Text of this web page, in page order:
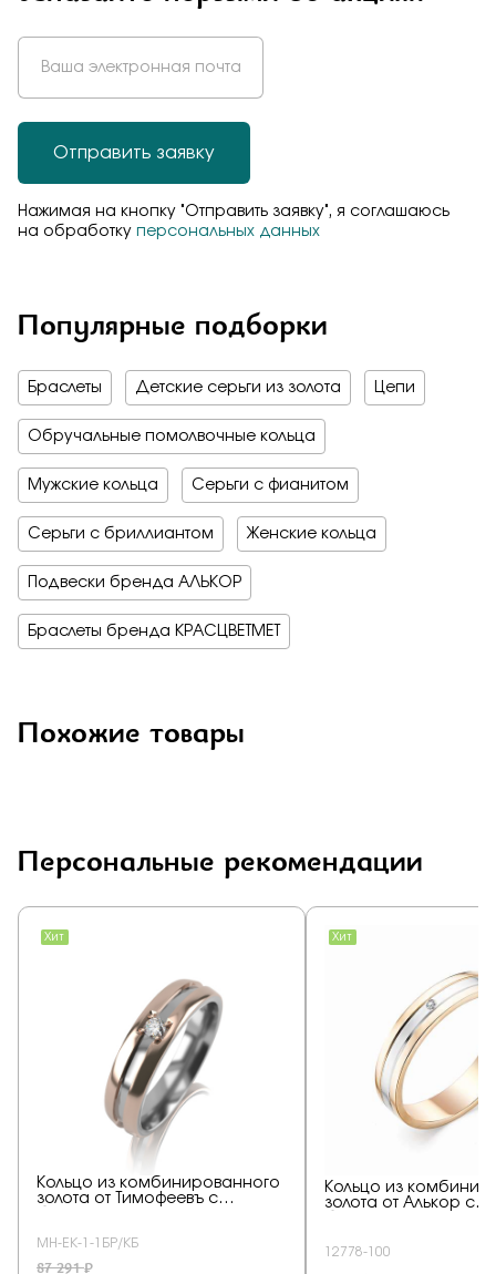
Отправить заявку
Нажимая на кнопку "Отправить заявку", я соглашаюсь
на обработку персональных данных
Популярные подборки
Браслеты Детские серьги из золота Цепи
Обручальные помолвочные кольца
Мужские кольца Серьги с фианитом
Серьги с бриллиантом Женские кольца
Подвески бренда АЛЬКОР
Браслеты бренда КРАСЦВЕТМЕТ
Похожие товары
Персональные рекомендации